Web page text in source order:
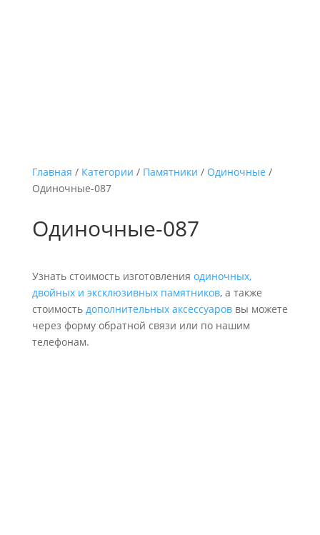
Главная / Категории / Памятники / Одиночные /
Одиночные-087
Одиночные-087
Узнать стоимость изготовления одиночных,
двойных и эксклюзивных памятников, а также
стоимость дополнительных аксессуароввы можете
через форму обратной связи или по нашим
телефонам.